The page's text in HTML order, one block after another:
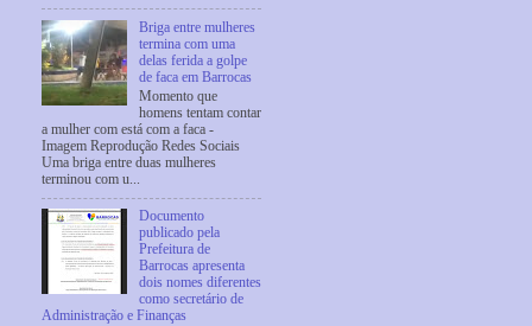
Briga entre mulheres
termina com uma
delas ferida a golpe
de faca em Barrocas
Momento que
homens tentam contar
a mulher com está com a faca -
Imagem Reprodução Redes Sociais
Uma briga entre duas mulheres
terminou com u...
Documento
publicado pela
Prefeitura de
Barrocas apresenta
dois nomes diferentes
como secretário de
Administração e Finanças